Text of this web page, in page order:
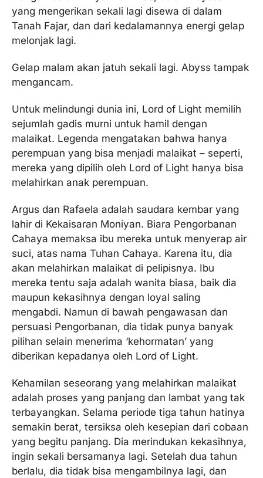
yang mengerikan sekali lagi disewa di dalam
Tanah Fajar, dan dari kedalamannya energi gelap
melonjak lagi.
Gelap malam akan jatuh sekali lagi. Abyss tampak
mengancam.
Untuk melindungi dunia ini, Lord of Light memilih
sejumlah gadis murni untuk hamil dengan
malaikat. Legenda mengatakan bahwa hanya
perempuan yang bisa menjadi malaikat – seperti,
mereka yang dipilih oleh Lord of Light hanya bisa
melahirkan anak perempuan.
Argus dan Rafaela adalah saudara kembar yang
lahir di Kekaisaran Moniyan. Biara Pengorbanan
Cahaya memaksa ibu mereka untuk menyerap air
suci, atas nama Tuhan Cahaya. Karena itu, dia
akan melahirkan malaikat di pelipisnya. Ibu
mereka tentu saja adalah wanita biasa, baik dia
maupun kekasihnya dengan loyal saling
mengabdi. Namun di bawah pengawasan dan
persuasi Pengorbanan, dia tidak punya banyak
pilihan selain menerima ‘kehormatan’ yang
diberikan kepadanya oleh Lord of Light.
Kehamilan seseorang yang melahirkan malaikat
adalah proses yang panjang dan lambat yang tak
terbayangkan. Selama periode tiga tahun hatinya
semakin berat, tersiksa oleh kesepian dari cobaan
yang begitu panjang. Dia merindukan kekasihnya,
ingin sekali bersamanya lagi. Setelah dua tahun
berlalu, dia tidak bisa mengambilnya lagi, dan